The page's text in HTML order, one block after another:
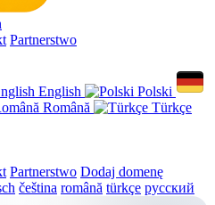
Partnerstwo
English
Polski
Română
Türkçe
Partnerstwo Dodaj domenę
čeština română türkçe русский